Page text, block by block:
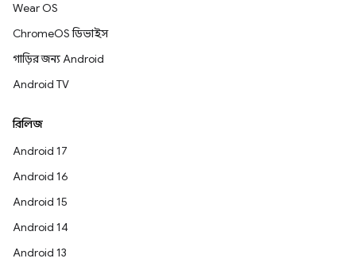
Wear OS
ChromeOS ডিভাইস
গাড়ির জন্য Android
Android TV
রিলিজ
Android 17
Android 16
Android 15
Android 14
Android 13